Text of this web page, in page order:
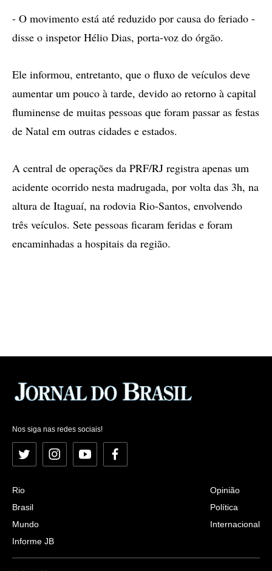
- O movimento está até reduzido por causa do feriado -
disse o inspetor Hélio Dias, porta-voz do órgão.
Ele informou, entretanto, que o fluxo de veículos deve
aumentar um pouco à tarde, devido ao retorno à capital
fluminense de muitas pessoas que foram passar as festas
de Natal em outras cidades e estados.
A central de operações da PRF/RJ registra apenas um
acidente ocorrido nesta madrugada, por volta das 3h, na
altura de Itaguaí, na rodovia Rio-Santos, envolvendo
três veículos. Sete pessoas ficaram feridas e foram
encaminhadas a hospitais da região.
Nos siga nas redes sociais!
Twitter InstagramYouTubeFacebook
Rio
Brasil
Mundo
Informe JB
Opinião
Política
Internacional